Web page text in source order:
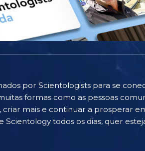
por Scientologists para se
formas como as pessoas
mais e continuar a prosperar
todos os dias, quer